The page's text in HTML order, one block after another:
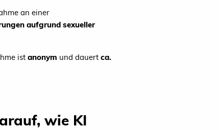
an einer
aufgrund sexueller
ist anonym und dauert ca.
wie KI